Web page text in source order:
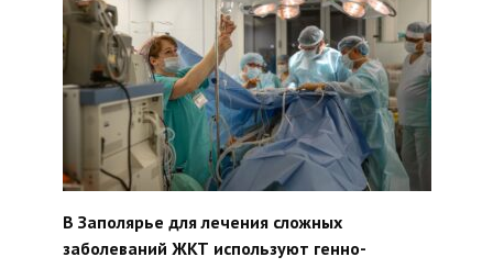
В Заполярье для лечения сложных
заболеваний ЖКТ используют генно-